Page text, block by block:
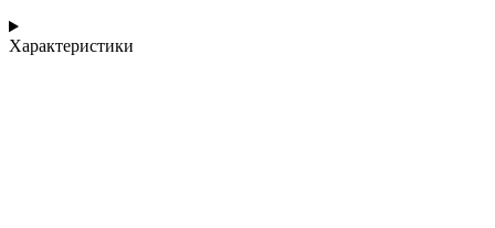
Характеристики